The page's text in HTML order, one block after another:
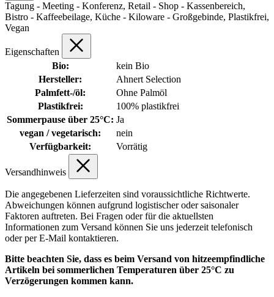
Tagung - Meeting - Konferenz, Retail - Shop - Kassenbereich,
Bistro - Kaffeebeilage, Küche - Kiloware - Großgebinde, Plastikfrei,
Vegan
Eigenschaften
Bio:
kein Bio
Hersteller:
Ahnert Selection
Palmfett-/öl:
Ohne Palmöl
Plastikfrei:
100% plastikfrei
Sommerpause über 25°C: Ja
vegan / vegetarisch:
nein
Verfügbarkeit:
Vorrätig
Versandhinweis
Die angegebenen Lieferzeiten sind voraussichtliche Richtwerte.
Abweichungen können aufgrund logistischer oder saisonaler
Faktoren auftreten. Bei Fragen oder für die aktuellsten
Informationen zum Versand können Sie uns jederzeit telefonisch
oder per E-Mail kontaktieren.
Bitte beachten Sie, dass es beim Versand von hitzeempfindliche
Artikeln bei sommerlichen Temperaturen über 25°C zu
Verzögerungen kommen kann.